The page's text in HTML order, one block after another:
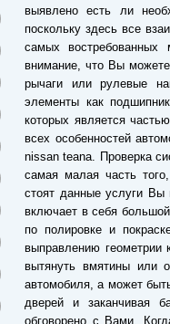
выявлено есть ли
поскольку здесь все
самых
внимание, что Вы
рычаги или рулевые
элементы как
которых является
всех особенностей
nissan teana. Проверка
самая малая часть
стоят данные услуги Вы
включает в себя
по полировке и
выправлению геометрии
вытянуть вмятины или
автомобиля, а может
дверей и заканчивая
обговорено с Вами.